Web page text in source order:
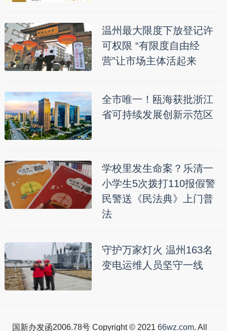
温州最大限度下放登记许
可权限 “有限度自由经
营”让市场主体活起来
全市唯一！瓯海获批浙江
省可持续发展创新示范区
学校里发生命案？乐清一
小学生5次拨打110报假警
民警送《民法典》上门普
法
守护万家灯火 温州163名
变电运维人员坚守一线
国新办发函2006.78号 Copyright © 2021 66wz.com. All